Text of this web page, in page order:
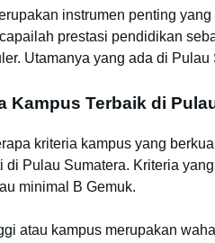
instrumen penting
prestasi pendidikan
Utamanya yang ada di Pulau
Kampus Terbaik di
kriteria kampus yang
di Pulau Sumatera. Kriteria
minimal B Gemuk.
atau kampus merupakan